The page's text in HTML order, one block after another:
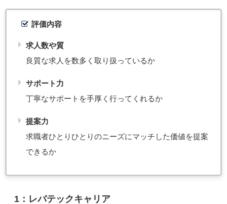
評価内容
求人数や質
良質な求人を数多く取り扱っているか
サポート力
丁寧なサポートを手厚く行ってくれるか
提案力
求職者ひとりひとりのニーズにマッチした価値を提案
できるか
1：レバテックキャリア